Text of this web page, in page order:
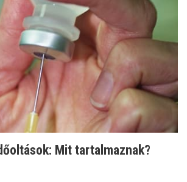
Mit tartalmaznak?